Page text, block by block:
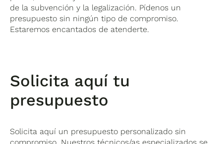
de la subvención y la legalización. Pídenos un
presupuesto sin ningún tipo de compromiso.
Estaremos encantados de atenderte.
Solicita aquí tu
presupuesto
Solicita aquí un presupuesto personalizado sin